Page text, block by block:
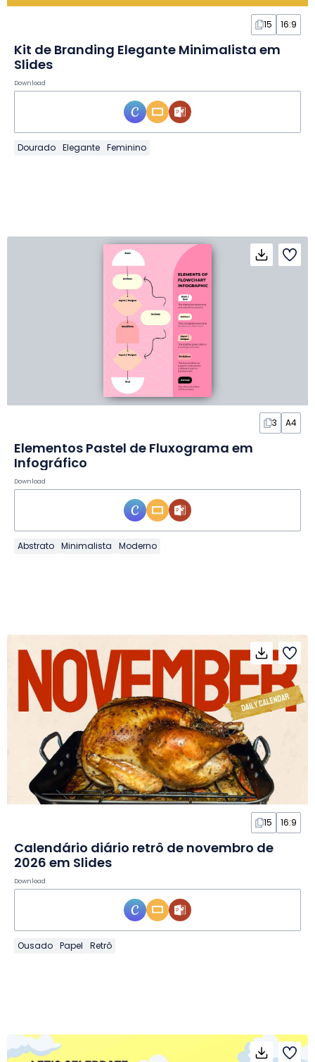
15 16:9
Kit de Branding Elegante Minimalista em
Slides
Download
Dourado Elegante Feminino
3 A4
Elementos Pastel de Fluxograma em
Infográfico
Download
Abstrato Minimalista Moderno
15 16:9
Calendário diário retrô de novembro de
2026 em Slides
Download
Ousado Papel Retrô